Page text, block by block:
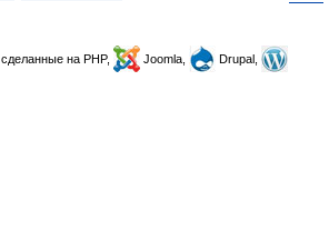
, сделанные на PHP, Joomla,
Drupal,